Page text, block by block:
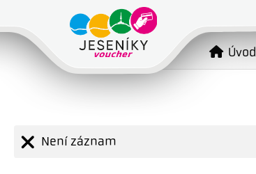
Úvod
Není záznam